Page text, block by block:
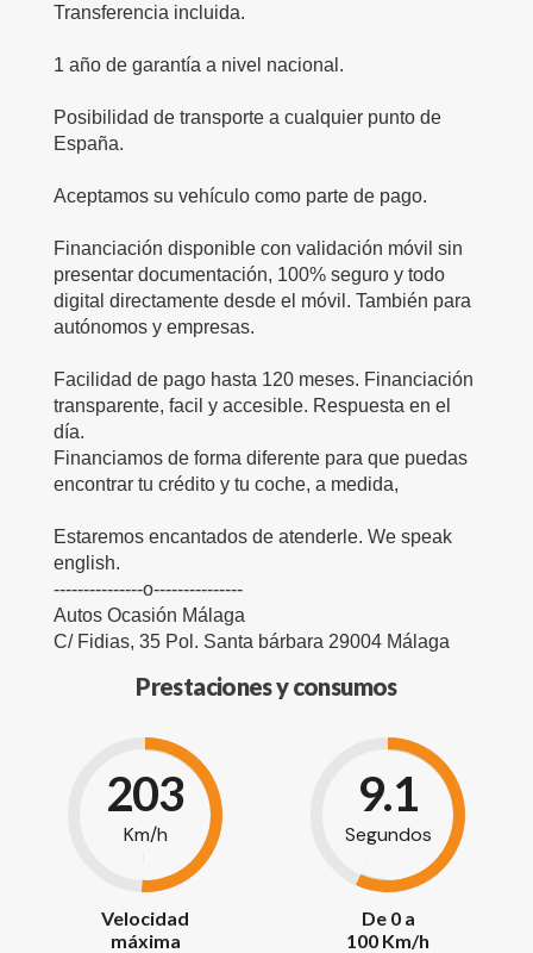
Transferencia incluida.
1 año de garantía a nivel nacional.
Posibilidad de transporte a cualquier punto de
España.
Aceptamos su vehículo como parte de pago.
Financiación disponible con validación móvil sin
presentar documentación, 100% seguro y todo
digital directamente desde el móvil. También para
autónomos y empresas.
Facilidad de pago hasta 120 meses. Financiación
transparente, facil y accesible. Respuesta en el
día.
Financiamos de forma diferente para que puedas
encontrar tu crédito y tu coche, a medida,
Estaremos encantados de atenderle. We speak
english.
---------------o---------------
Autos Ocasión Málaga
C/ Fidias, 35 Pol. Santa bárbara 29004 Málaga
Prestaciones y consumos
203
Km/h
Velocidad
máxima
9.1
Segundos
De 0 a
100 Km/h